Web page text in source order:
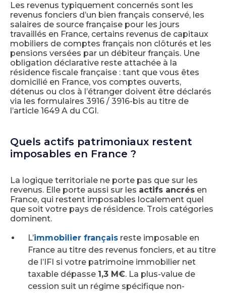
Les revenus typiquement concernés sont les
revenus fonciers d’un bien français conservé, les
salaires de source française pour les jours
travaillés en France, certains revenus de capitaux
mobiliers de comptes français non clôturés et les
pensions versées par un débiteur français. Une
obligation déclarative reste attachée à la
résidence fiscale française : tant que vous êtes
domicilié en France, vos comptes ouverts,
détenus ou clos à l’étranger doivent être déclarés
via les formulaires 3916 / 3916-bis au titre de
l’article 1649 A du CGI.
Quels actifs patrimoniaux restent
imposables en France ?
La logique territoriale ne porte pas que sur les
revenus. Elle porte aussi sur les actifs ancrés en
France, qui restent imposables localement quel
que soit votre pays de résidence. Trois catégories
dominent.
L’immobilier français reste imposable en
France au titre des revenus fonciers, et au titre
de l’IFI si votre patrimoine immobilier net
taxable dépasse 1,3 M€. La plus-value de
cession suit un régime spécifique non-